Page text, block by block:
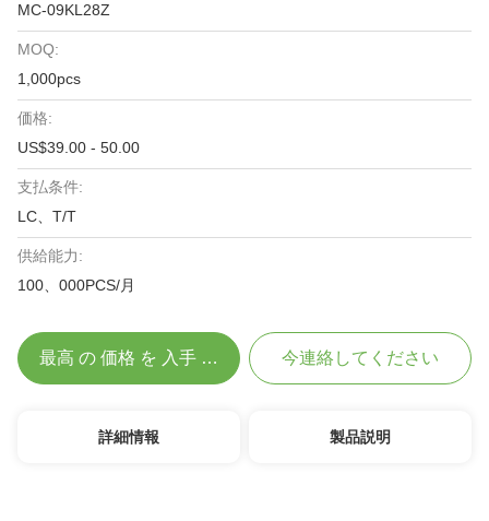
MC-09KL28Z
MOQ:
1,000pcs
価格:
US$39.00 - 50.00
支払条件:
LC、T/T
供給能力:
100、000PCS/月
最高 の 価格 を 入手 する 今連絡してください
詳細情報 製品説明